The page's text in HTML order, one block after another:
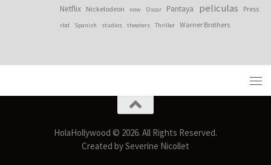
Netflix Nickelodeon now Oscar Pantaya peliculas Press
rbd Spanish studios theaters Thriller Warner Brothers
HolaHollywood © 2026. All Rights Reserved.
Created by Severine Nicollet